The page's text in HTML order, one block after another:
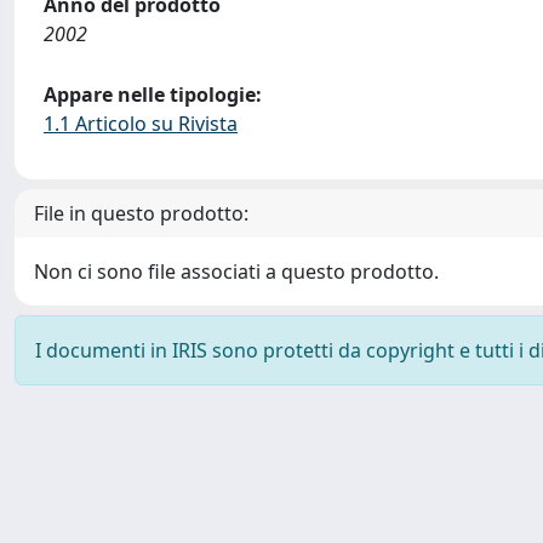
2002
Appare nelle tipologie:
1.1 Articolo su Rivista
File in questo prodotto:
Non ci sono file associati a questo prodotto.
I documenti in IRIS sono protetti da copyright e tutti i